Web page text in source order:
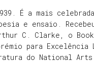
É a mais
e ensaio.
C. Clarke, o
para Excelência
do National